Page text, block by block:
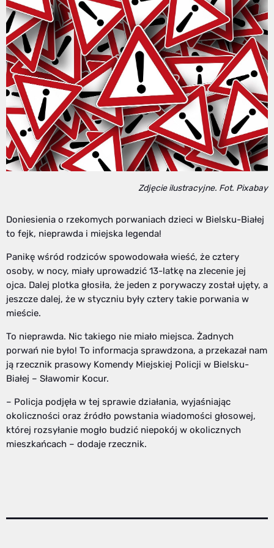
Zdjęcie ilustracyjne. Fot. Pixabay
Doniesienia o rzekomych porwaniach dzieci w Bielsku-Białej
to fejk, nieprawda i miejska legenda!
Panikę wśród rodziców spowodowała wieść, że cztery
osoby, w nocy, miały uprowadzić 13-latkę na zlecenie jej
ojca. Dalej plotka głosiła, że jeden z porywaczy został ujęty, a
jeszcze dalej, że w styczniu były cztery takie porwania w
mieście.
To nieprawda. Nic takiego nie miało miejsca. Żadnych
porwań nie było! To informacja sprawdzona, a przekazał nam
ją rzecznik prasowy Komendy Miejskiej Policji w Bielsku-
Białej – Sławomir Kocur.
– Policja podjęła w tej sprawie działania, wyjaśniając
okoliczności oraz źródło powstania wiadomości głosowej,
której rozsyłanie mogło budzić niepokój w okolicznych
mieszkańcach – dodaje rzecznik.